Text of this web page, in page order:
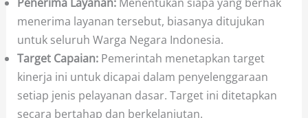
menerima layanan tersebut, biasanya ditujukan
untuk seluruh Warga Negara Indonesia.
Target Capaian:Pemerintah menetapkan target
kinerja ini untuk dicapai dalam penyelenggaraan
setiap jenis pelayanan dasar. Target ini ditetapkan
secara bertahap dan berkelanjutan.